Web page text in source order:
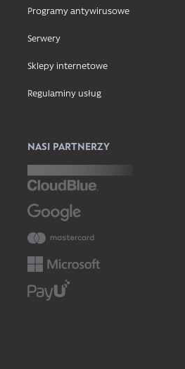
Programy antywirusowe
Serwery
Sklepy internetowe
Regulaminy usług
NASI PARTNERZY